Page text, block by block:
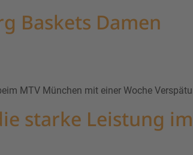
Baskets Damen
MTV München mit einer Woche
starke Leistung